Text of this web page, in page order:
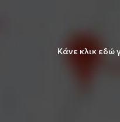
Κάνε κλικ εδώ